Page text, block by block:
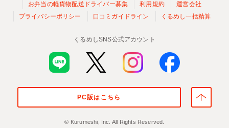
お弁当の軽貨物配送ドライバー募集
利用規約
運営会社
プライバシーポリシー
口コミガイドライン くるめし一括精算
くるめしSNS公式アカウント
PC版はこちら
© Kurumeshi, Inc. All Rights Reserved.